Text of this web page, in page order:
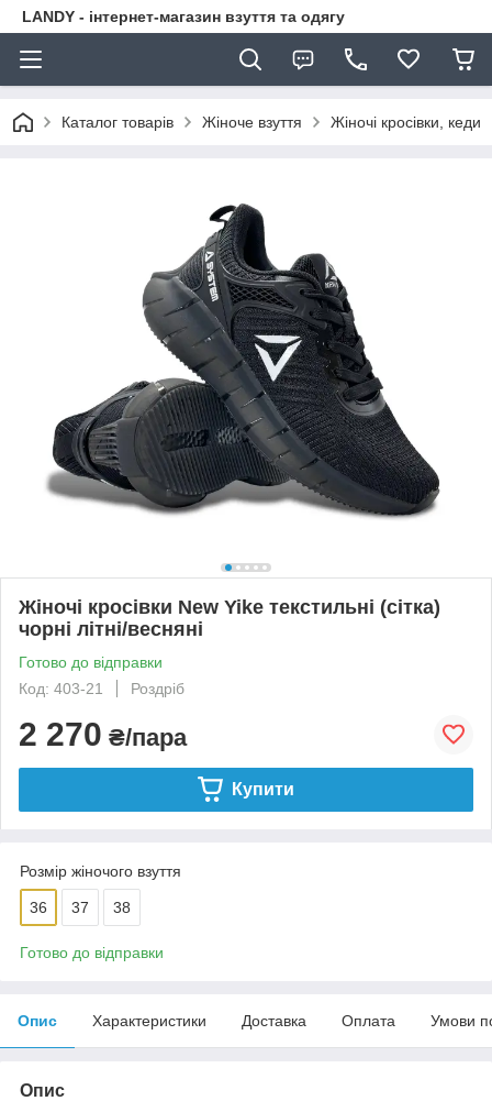
LANDY - інтернет-магазин взуття та одягу
Каталог товарів Жіноче взуття Жіночі кросівки, кеди
Жіночі кросівки New Yike текстильні (сітка)
чорні літні/весняні
Готово до відправки
Код: 403-21
Роздріб
2 270 ₴/пара
Купити
Розмір жіночого взуття
36 37 38
Готово до відправки
Опис Характеристики Доставка Оплата Умови
Опис